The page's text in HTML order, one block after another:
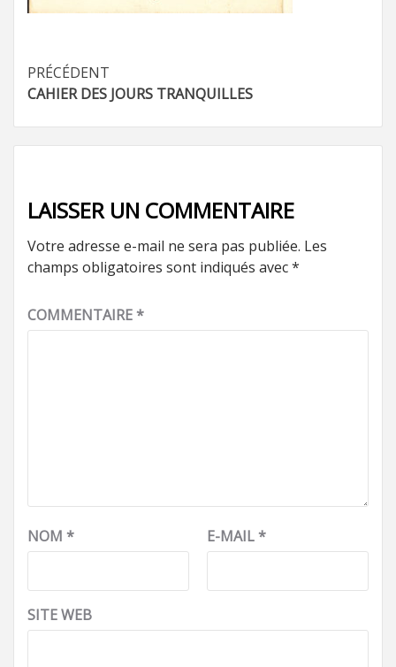
Navigation
d’article
PRÉCÉDENT
CAHIER DES JOURS TRANQUILLES
LAISSER UN COMMENTAIRE
Votre adresse e-mail ne sera pas publiée. Les
champs obligatoires sont indiqués avec*
COMMENTAIRE*
NOM * E-MAIL*
SITE WEB